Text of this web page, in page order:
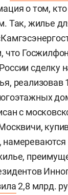
о том,
Так, жилье
что
сделку
реализовав
с
2,8 млрд.